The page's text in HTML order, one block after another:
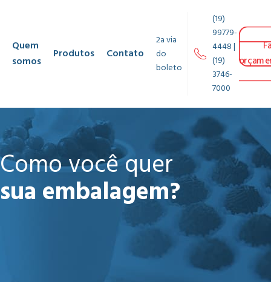
Quem
somos
Produtos Contato
2a via
do
boleto
(19)
99779-
4448 |
(19)
3746-
7000
Como você quer
sua embalagem?